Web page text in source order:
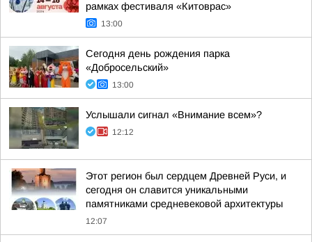
рамках фестиваля «Китоврас»
13:00
Сегодня день рождения парка
«Добросельский»
13:00
Услышали сигнал «Внимание всем»?
12:12
Этот регион был сердцем Древней Руси, и
сегодня он славится уникальными
памятниками средневековой архитектуры
12:07